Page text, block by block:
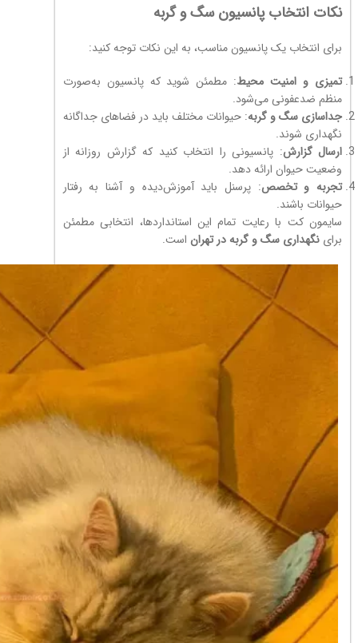
نکات انتخاب پانسیون سگ و گربه
برای انتخاب یک پانسیون مناسب، به این نکات توجه کنید:
تمیزی و امنیت محیط: مطمئن شوید که پانسیون به‌صورت
منظم ضدعفونی می‌شود.
جداسازی سگ و گربه: حیوانات مختلف باید در فضاهای جداگانه
نگهداری شوند.
ارسال گزارش: پانسیونی را انتخاب کنید که گزارش روزانه از
وضعیت حیوان ارائه دهد.
تجربه و تخصص: پرسنل باید آموزش‌دیده و آشنا به رفتار
حیوانات باشند.
سایمون کت با رعایت تمام این استانداردها، انتخابی مطمئن
برای نگهداری سگ و گربه در تهران است.